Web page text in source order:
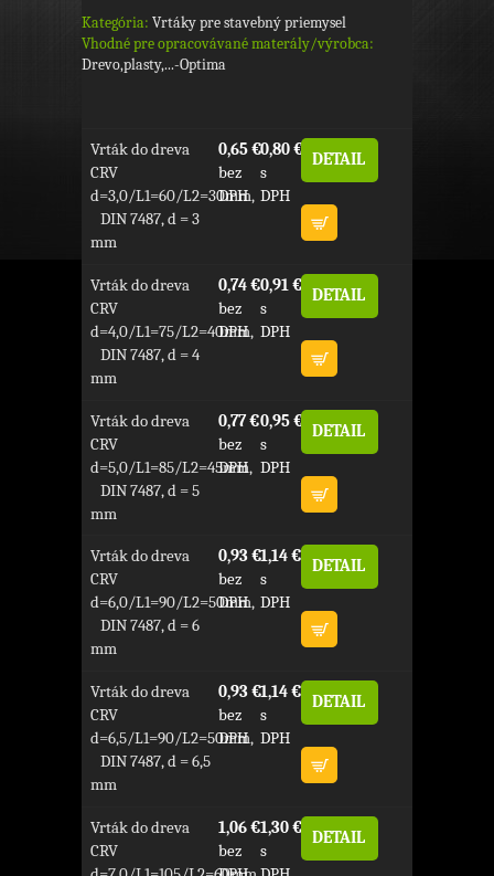
Kategória: Vrtáky pre stavebný priemysel
Vhodné pre opracovávané materály/výrobca:
Drevo,plasty,...-Optima
Vrták do dreva
CRV
d=3,0/L1=60/L2=30mm,
DIN 7487, d = 3
mm
0,65 €
bez
DPH
0,80 €
s
DPH
DETAIL
Vrták do dreva
CRV
d=4,0/L1=75/L2=40mm,
DIN 7487, d = 4
mm
0,74 €
bez
DPH
0,91 €
s
DPH
DETAIL
Vrták do dreva
CRV
d=5,0/L1=85/L2=45mm,
DIN 7487, d = 5
mm
0,77 €
bez
DPH
0,95 €
s
DPH
DETAIL
Vrták do dreva
CRV
d=6,0/L1=90/L2=50mm,
DIN 7487, d = 6
mm
0,93 €
bez
DPH
1,14 €
s
DPH
DETAIL
Vrták do dreva
CRV
d=6,5/L1=90/L2=50mm,
DIN 7487, d = 6,5
mm
0,93 €
bez
DPH
1,14 €
s
DPH
DETAIL
Vrták do dreva
CRV
1,06 €
bez
1,30 €
s
DETAIL